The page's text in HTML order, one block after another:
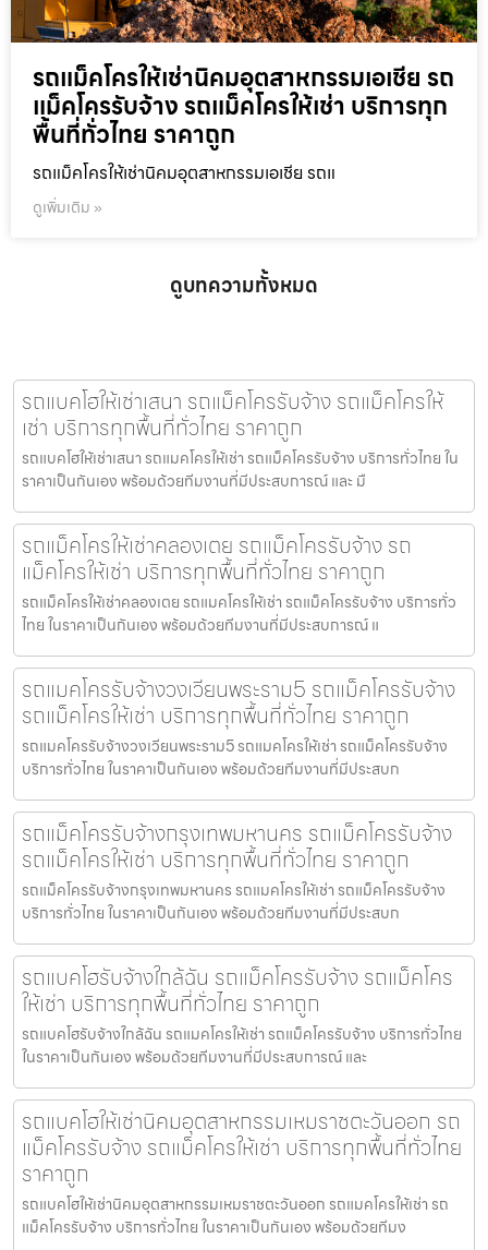
รถแม็คโครให้เช่านิคมอุตสาหกรรมเอเชีย รถ
แม็คโครรับจ้าง รถแม็คโครให้เช่า บริการทุก
พื้นที่ทั่วไทย ราคาถูก
รถแม็คโครให้เช่านิคมอุตสาหกรรมเอเชีย รถแ
ดูเพิ่มเติม »
ดูบทความทั้งหมด
รถแบคโฮให้เช่าเสนา รถแม็คโครรับจ้าง รถแม็คโครให้
เช่า บริการทุกพื้นที่ทั่วไทย ราคาถูก
รถแบคโฮให้เช่าเสนา รถแมคโครให้เช่า รถแม็คโครรับจ้าง บริการทั่วไทย ใน
ราคาเป็นกันเอง พร้อมด้วยทีมงานที่มีประสบการณ์ และ มื
รถแม็คโครให้เช่าคลองเตย รถแม็คโครรับจ้าง รถ
แม็คโครให้เช่า บริการทุกพื้นที่ทั่วไทย ราคาถูก
รถแม็คโครให้เช่าคลองเตย รถแมคโครให้เช่า รถแม็คโครรับจ้าง บริการทั่ว
ไทย ในราคาเป็นกันเอง พร้อมด้วยทีมงานที่มีประสบการณ์ แ
รถแมคโครรับจ้างวงเวียนพระราม5 รถแม็คโครรับจ้าง
รถแม็คโครให้เช่า บริการทุกพื้นที่ทั่วไทย ราคาถูก
รถแมคโครรับจ้างวงเวียนพระราม5 รถแมคโครให้เช่า รถแม็คโครรับจ้าง
บริการทั่วไทย ในราคาเป็นกันเอง พร้อมด้วยทีมงานที่มีประสบก
รถแม็คโครรับจ้างกรุงเทพมหานคร รถแม็คโครรับจ้าง
รถแม็คโครให้เช่า บริการทุกพื้นที่ทั่วไทย ราคาถูก
รถแม็คโครรับจ้างกรุงเทพมหานคร รถแมคโครให้เช่า รถแม็คโครรับจ้าง
บริการทั่วไทย ในราคาเป็นกันเอง พร้อมด้วยทีมงานที่มีประสบก
รถแบคโฮรับจ้างใกล้ฉัน รถแม็คโครรับจ้าง รถแม็คโคร
ให้เช่า บริการทุกพื้นที่ทั่วไทย ราคาถูก
รถแบคโฮรับจ้างใกล้ฉัน รถแมคโครให้เช่า รถแม็คโครรับจ้าง บริการทั่วไทย
ในราคาเป็นกันเอง พร้อมด้วยทีมงานที่มีประสบการณ์ และ
รถแบคโฮให้เช่านิคมอุตสาหกรรมเหมราชตะวันออก รถ
แม็คโครรับจ้าง รถแม็คโครให้เช่า บริการทุกพื้นที่ทั่วไทย
ราคาถูก
รถแบคโฮให้เช่านิคมอุตสาหกรรมเหมราชตะวันออก รถแมคโครให้เช่า รถ
แม็คโครรับจ้าง บริการทั่วไทย ในราคาเป็นกันเอง พร้อมด้วยทีมง